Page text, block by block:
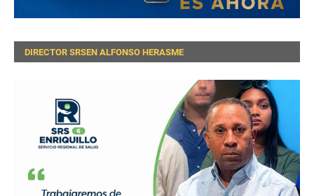
DIRECTOR SRSEN ALFONSO HERASME